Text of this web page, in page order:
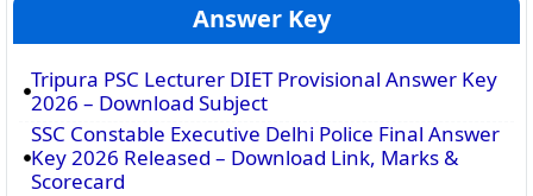
Answer Key
Tripura PSC Lecturer DIET Provisional Answer Key
2026 – Download Subject
SSC Constable Executive Delhi Police Final Answer
Key 2026 Released – Download Link, Marks &
Scorecard